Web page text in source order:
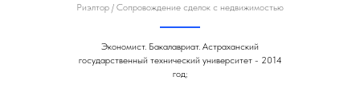
Риэлтор / Сопровождение сделок с недвижимостью
Экономист. Бакалавриат. Астраханский
государственный технический университет - 2014
год;